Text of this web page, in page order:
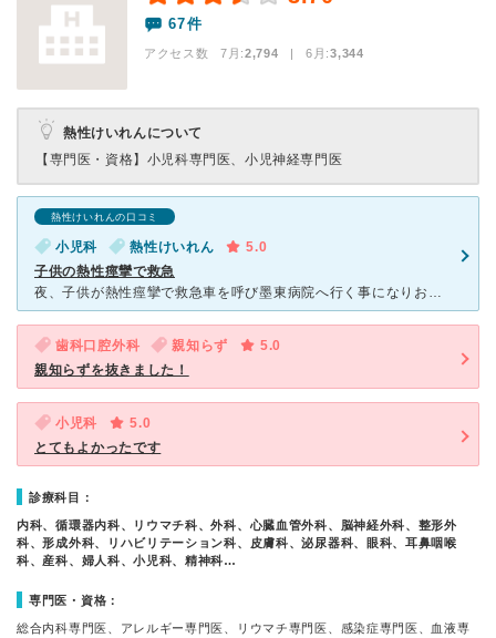
67件
アクセス数 7月:2,794 | 6月:3,344
熱性けいれんについて
【専門医・資格】 小児科専門医、小児神経専門医
熱性けいれんの口コミ
小児科 熱性けいれん
5.0
子供の熱性痙攣で救急
夜、子供が熱性痙攣で救急車を呼び墨東病院へ行く事になりお世話になりました。 救急ですぐに見てもらえましたが、座薬を入れて30分その場に待機しまた診察をして薬をもらい帰宅できました。 最初の
歯科口腔外科 親知らず
5.0
親知らずを抜きました！
小児科
5.0
とてもよかったです
診療科目：
内科、循環器内科、リウマチ科、外科、心臓血管外科、脳神経外科、整形外
科、形成外科、リハビリテーション科、皮膚科、泌尿器科、眼科、耳鼻咽喉
科、産科、婦人科、小児科、精神科…
専門医・資格：
総合内科専門医、アレルギー専門医、リウマチ専門医、感染症専門医、血液専